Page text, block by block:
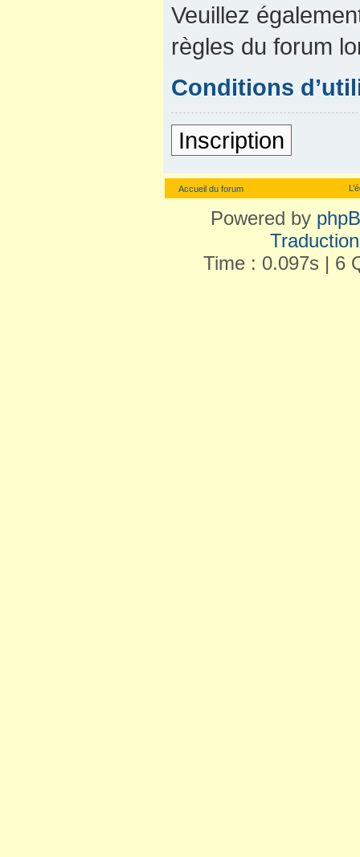
Veuillez
règles du forum
Conditions
Inscription
Accueil du forum
Powered by
Time : 0.097s | 6